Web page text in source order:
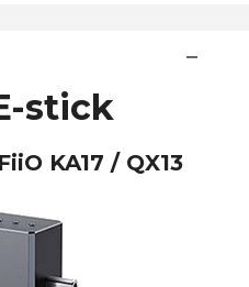
stick
KA17 / QX13